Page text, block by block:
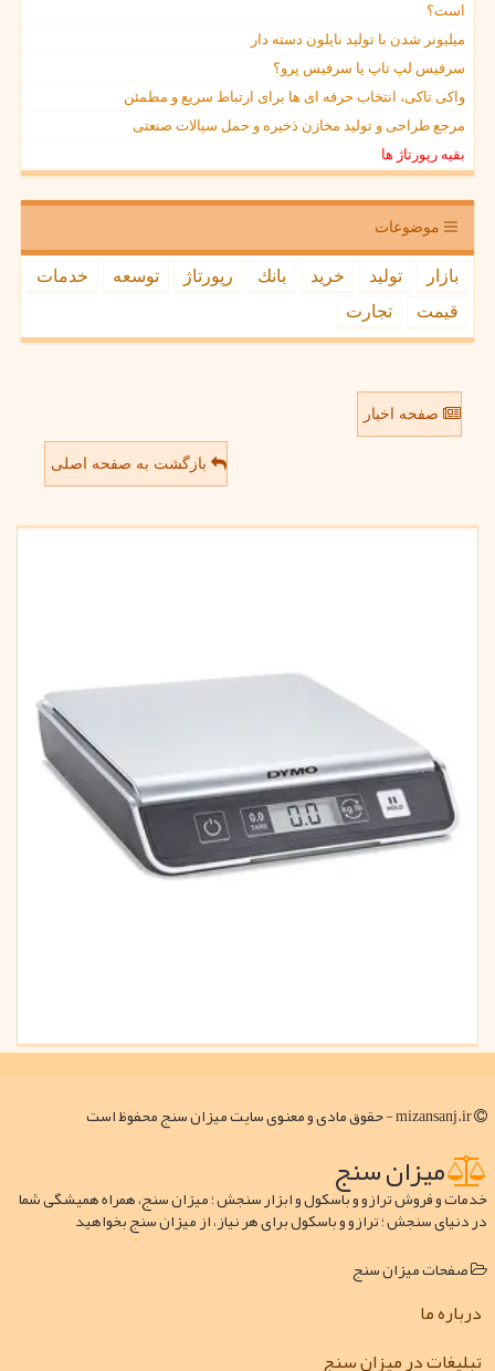
است؟
میلیونر شدن با تولید نایلون دسته دار
سرفیس لپ تاپ یا سرفیس پرو؟
واکی تاکی، انتخاب حرفه ای ها برای ارتباط سریع و مطمئن
مرجع طراحی و تولید مخازن ذخیره و حمل سیالات صنعتی
بقیه رپورتاژ ها
موضوعات
بازار تولید خرید بانك رپورتاژ توسعه
خدمات
قیمت
تجارت
صفحه اخبار
بازگشت به صفحه اصلی
میزان سنج
خدمات و فروش ترازو و باسکول و ابزار سنجش ؛ میزان سنج، همراه همیشگی شما
در دنیای سنجش ؛ ترازو و باسکول برای هر نیاز، از میزان سنج بخواهید
صفحات میزان سنج
درباره ما
تبلیغات در میزان سنج